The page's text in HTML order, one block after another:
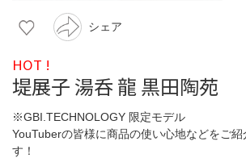
シェア
HOT !
堤展子 湯呑 龍 黒田陶苑
※GBI.TECHNOLOGY 限定モデル
YouTuberの皆様に商品の使い心地などをご紹
す！